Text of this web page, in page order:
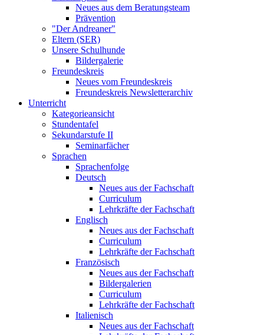
Neues aus dem Beratungsteam
Prävention
"Der Andreaner"
Eltern (SER)
Unsere Schulhunde
Bildergalerie
Freundeskreis
Neues vom Freundeskreis
Freundeskreis Newsletterarchiv
Unterricht
Kategorieansicht
Stundentafel
Sekundarstufe II
Seminarfächer
Sprachen
Sprachenfolge
Deutsch
Neues aus der Fachschaft
Curriculum
Lehrkräfte der Fachschaft
Englisch
Neues aus der Fachschaft
Curriculum
Lehrkräfte der Fachschaft
Französisch
Neues aus der Fachschaft
Bildergalerien
Curriculum
Lehrkräfte der Fachschaft
Italienisch
Neues aus der Fachschaft